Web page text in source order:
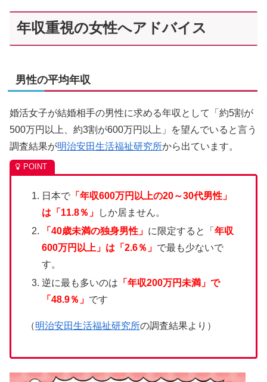
年収重視の女性へアドバイス
男性の平均年収
婚活女子が結婚相手の男性に求める年収として「約5割が
500万円以上、約3割が600万円以上」を望んでいると言う
調査結果が明治安田生活福祉研究所から出ています。
日本で 「年収600万円以上の20～30代男性」
は「11.8％」
しか居ません。
「40歳未満の独身男性」 に限定すると「年収
600万円以上」は「2.6％」 で最も少ないで
す。
逆に最も多いのは 「年収200万円未満」で
「48.9％」 です
（明治安田生活福祉研究所の調査結果より）